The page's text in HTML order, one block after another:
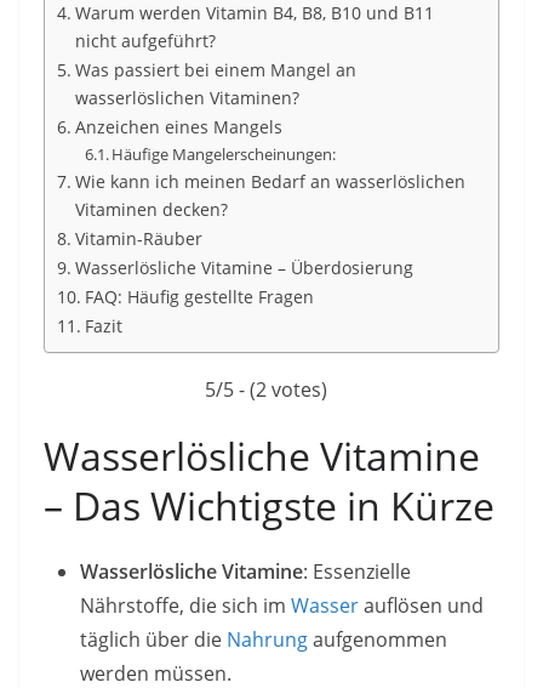
Warum werden Vitamin B4, B8, B10 und B11
nicht aufgeführt?
Was passiert bei einem Mangel an
wasserlöslichen Vitaminen?
Anzeichen eines Mangels
Häufige Mangelerscheinungen:
Wie kann ich meinen Bedarf an wasserlöslichen
Vitaminen decken?
Vitamin-Räuber
Wasserlösliche Vitamine – Überdosierung
FAQ: Häufig gestellte Fragen
Fazit
5/5 - (2 votes)
Wasserlösliche Vitamine
– Das Wichtigste in Kürze
Wasserlösliche Vitamine: Essenzielle
Nährstoffe, die sich im Wasserauflösen und
täglich über die Nahrungaufgenommen
werden müssen.